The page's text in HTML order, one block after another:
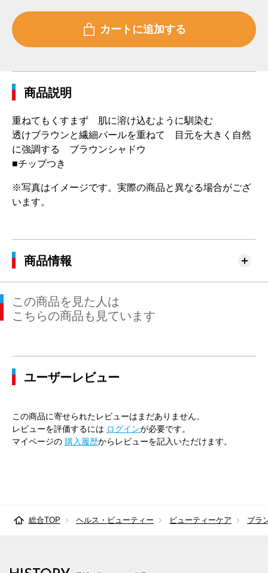
商品説明
重ねてもくすまず 肌に溶け込むように馴染む
透けブラウンと繊細パールを重ねて 目元を大きく自然
に強調する ブラウンシャドウ
■チップつき
※写真はイメージです。実際の商品と異なる場合がござ
います。
商品情報
この商品を見た人は
こちらの商品も見ています
ユーザーレビュー
この商品に寄せられたレビューはまだありません。
レビューを評価するには ログインが必要です。
マイページの 購入履歴からレビューを記入いただけます。
総合TOP ヘルス・ビューティー ビューティーケア ブラ